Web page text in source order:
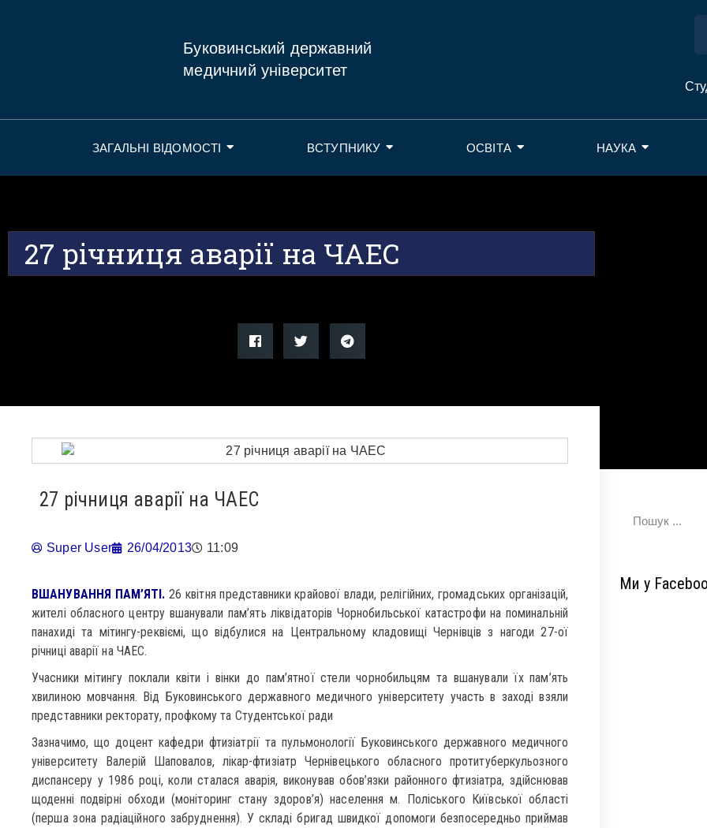
Буковинський державний
медичний університет
ЗАГАЛЬНІ ВІДОМОСТІ ВСТУПНИКУ ОСВІТА НАУКА
27 річниця аварії на ЧАЕС
27 річниця аварії на ЧАЕС
Super User 26/04/2013 11:09
ВШАНУВАННЯ ПАМ’ЯТІ. 26 квітня представники крайової влади, релігійних, громадських організацій,
жителі обласного центру вшанували пам’ять ліквідаторів Чорнобильської катастрофи на поминальній
панахиді та мітингу-реквіємі, що відбулися на Центральному кладовищі Чернівців з нагоди 27-ої
річниці аварії на ЧАЕС.
Учасники мітингу поклали квіти і вінки до пам’ятної стели чорнобильцям та вшанували їх пам’ять
хвилиною мовчання. Від Буковинського державного медичного університету участь в заході взяли
представники ректорату, профкому та Студентської ради
Зазначимо, що доцент кафедри фтизіатрії та пульмонології Буковинського державного медичного
університету Валерій Шаповалов, лікар-фтизіатр Чернівецького обласного протитуберкульозного
диспансеру у 1986 році, коли сталася аварія, виконував обов’язки районного фтизіатра, здійснював
щоденні подвірні обходи (моніторинг стану здоров’я) населення м. Поліського Київської області
(перша зона радіаційного забруднення). У складі бригад швидкої допомоги безпосередньо приймав
Ми у